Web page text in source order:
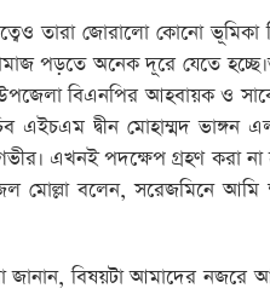
তারা জোরালো কোনো ভূমিকা
পড়তে অনেক দূরে যেতে
বিএনপির আহবায়ক ও
দ্বীন মোহাম্মদ ভাঙ্গন
এখনই পদক্ষেপ গ্রহণ করা
মোল্লা বলেন, সরেজমিনে আমি
জানান, বিষয়টা আমাদের নজরে